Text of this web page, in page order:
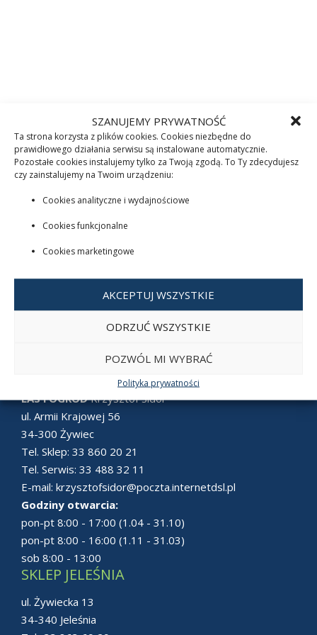
SZANUJEMY PRYWATNOŚĆ
Ta strona korzysta z plików cookies. Cookies niezbędne do
prawidłowego działania serwisu są instalowane automatycznie.
Pozostałe cookies instalujemy tylko za Twoją zgodą. To Ty zdecydujesz
czy zainstalujemy na Twoim urządzeniu:
Cookies analityczne i wydajnościowe
Cookies funkcjonalne
Cookies marketingowe
AKCEPTUJ WSZYSTKIE
ODRZUĆ WSZYSTKIE
POZWÓL MI WYBRAĆ
Polityka prywatności
LAS i OGRÓDKrzysztof Sidor
ul. Armii Krajowej 56
34-300 Żywiec
Tel. Sklep: 33 860 20 21
Tel. Serwis: 33 488 32 11
E-mail: krzysztofsidor@poczta.internetdsl.pl
Godziny otwarcia:
pon-pt 8:00 - 17:00 (1.04 - 31.10)
pon-pt 8:00 - 16:00 (1.11 - 31.03)
sob 8:00 - 13:00
SKLEP JELEŚNIA
ul. Żywiecka 13
34-340 Jeleśnia